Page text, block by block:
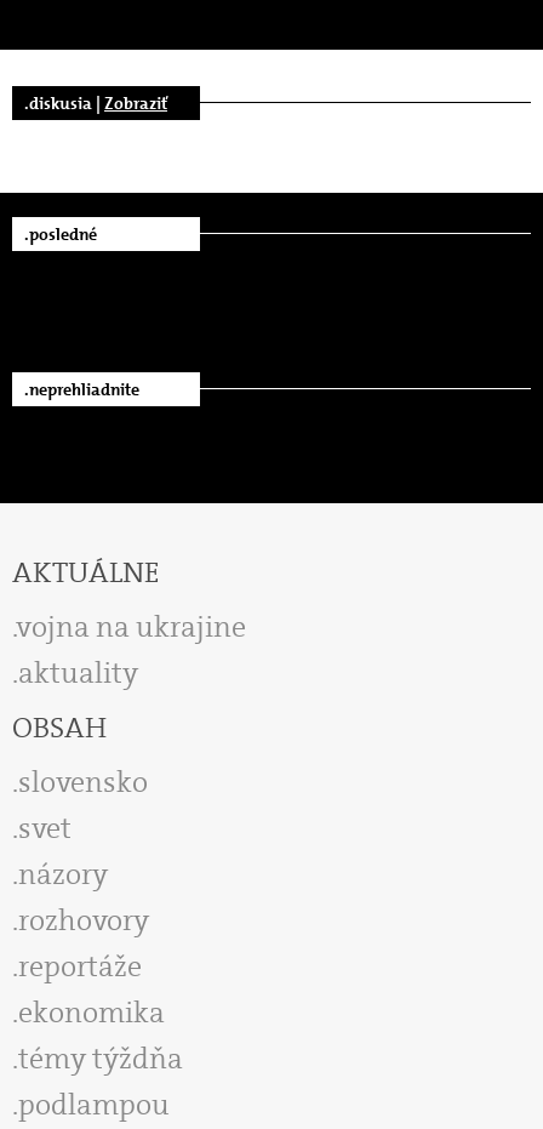
.diskusia | Zobraziť
.posledné
.neprehliadnite
AKTUÁLNE
vojna na ukrajine
aktuality
OBSAH
slovensko
svet
názory
rozhovory
reportáže
ekonomika
témy týždňa
podlampou